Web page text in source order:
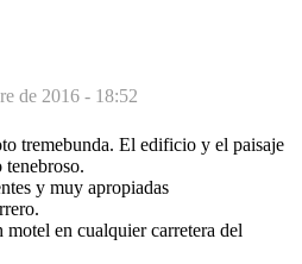
de 2016 - 18:52
tremebunda. El edificio y el paisaje
tenebroso.
y muy apropiadas
en cualquier carretera del